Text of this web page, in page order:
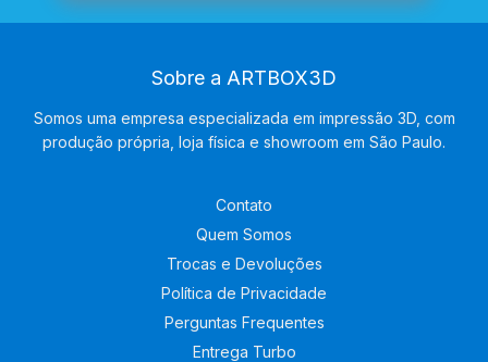
Sobre a ARTBOX3D
Somos uma empresa especializada em impressão 3D, com
produção própria, loja física e showroom em São Paulo.
Contato
Quem Somos
Trocas e Devoluções
Política de Privacidade
Perguntas Frequentes
Entrega Turbo